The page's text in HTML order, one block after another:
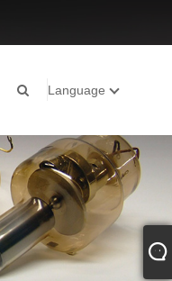
Language